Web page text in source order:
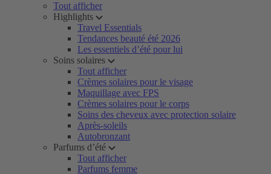
Tout afficher
Highlights
Travel Essentials
Tendances beauté été 2026
Les essentiels d’été pour lui
Soins solaires
Tout afficher
Crèmes solaires pour le visage
Maquillage avec FPS
Crèmes solaires pour le corps
Soins des cheveux avec protection solaire
Après-soleils
Autobronzant
Parfums d’été
Tout afficher
Parfums femme